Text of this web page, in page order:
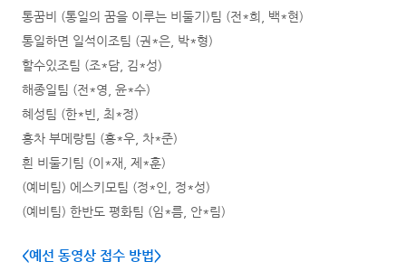
통꿈비 (통일의 꿈을 이루는 비둘기)팀 (전*희, 백*현)
통일하면 일석이조팀 (권*은, 박*형)
할수있조팀 (조*담, 김*성)
해종일팀 (전*영, 윤*수)
혜성팀 (한*빈, 최*정)
홍차 부메랑팀 (홍*우, 차*준)
흰 비둘기팀 (이*재, 제*훈)
(예비팀) 에스키모팀 (정*인, 정*성)
(예비팀) 한반도 평화팀 (임*름, 안*림)
<예선 동영상 접수 방법>